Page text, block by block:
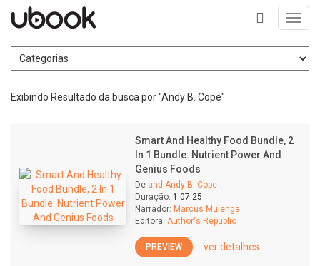
+
Exibindo Resultado da busca por "Andy B. Cope"
Smart And Healthy Food Bundle, 2
In 1 Bundle: Nutrient Power And
Genius Foods
De and Andy B. Cope
Duração: 1:07:25
Narrador: Marcus Mulenga
Editora: Author's Republic
PREVIEW ver detalhes